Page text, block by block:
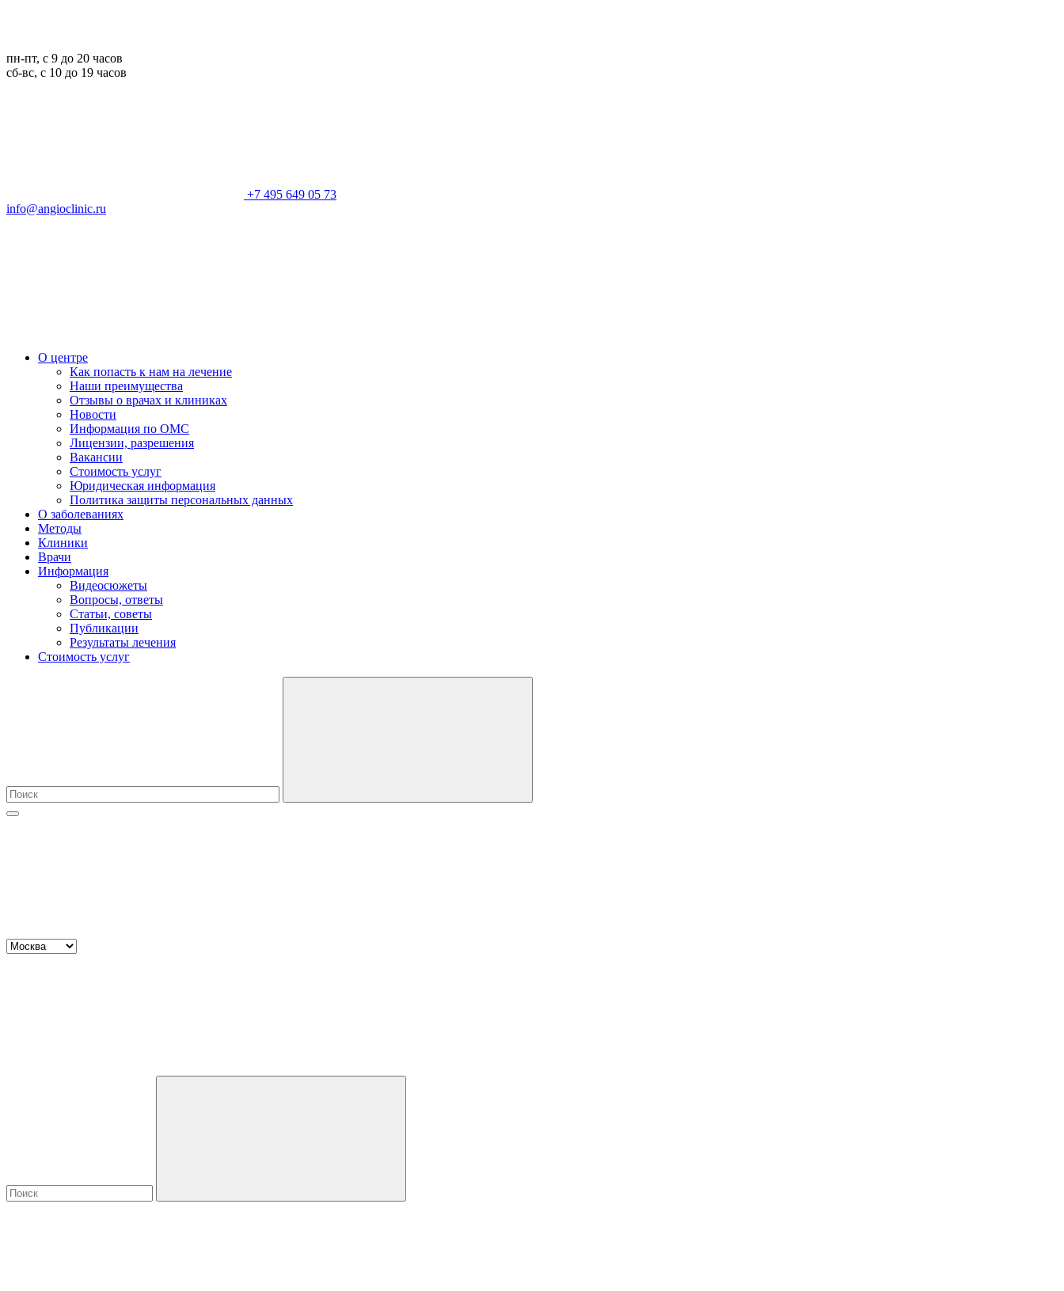
пн-пт, с 9 до 20 часов
сб-вс, с 10 до 19 часов
+7 495 649 05 73
info@angioclinic.ru
О центре
Как попасть к нам на лечение
Наши преимущества
Отзывы о врачах и клиниках
Новости
Информация по ОМС
Лицензии, разрешения
Вакансии
Стоимость услуг
Юридическая информация
Политика защиты персональных данных
О заболеваниях
Методы
Клиники
Врачи
Информация
Видеосюжеты
Вопросы, ответы
Статьи, советы
Публикации
Результаты лечения
Стоимость услуг